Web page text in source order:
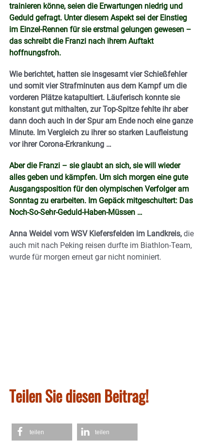
trainieren könne, seien die Erwartungen niedrig und
Geduld gefragt. Unter diesem Aspekt sei der Einstieg
im Einzel-Rennen für sie erstmal gelungen gewesen –
das schreibt die Franzi nach ihrem Auftakt
hoffnungsfroh.
Wie berichtet, hatten sie insgesamt vier Schießfehler
und somit vier Strafminuten aus dem Kampf um die
vorderen Plätze katapultiert. Läuferisch konnte sie
konstant gut mithalten, zur Top-Spitze fehlte ihr aber
dann doch auch in der Spur am Ende noch eine ganze
Minute. Im Vergleich zu ihrer so starken Laufleistung
vor ihrer Corona-Erkrankung …
Aber die Franzi – sie glaubt an sich, sie will wieder
alles geben und kämpfen. Um sich morgen eine gute
Ausgangsposition für den olympischen Verfolger am
Sonntag zu erarbeiten. Im Gepäck mitgeschultert: Das
Noch-So-Sehr-Geduld-Haben-Müssen …
Anna Weidel vom WSV Kiefersfelden im Landkreis, die
auch mit nach Peking reisen durfte im Biathlon-Team,
wurde für morgen erneut gar nicht nominiert.
Teilen Sie diesen Beitrag!
teilen teilen